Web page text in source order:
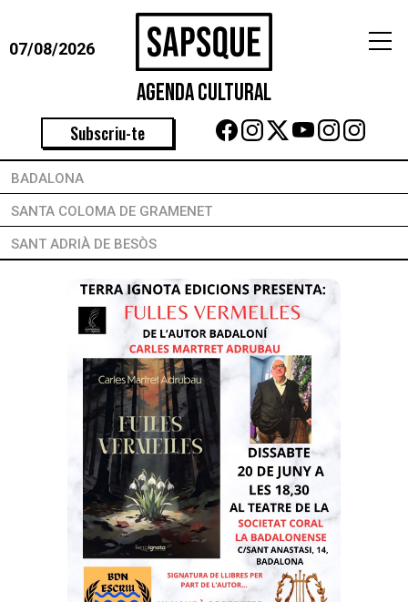
07/08/2026
Agenda Cultural
Subscriu-te
BADALONA
SANTA COLOMA DE GRAMENET
SANT ADRIÀ DE BESÒS